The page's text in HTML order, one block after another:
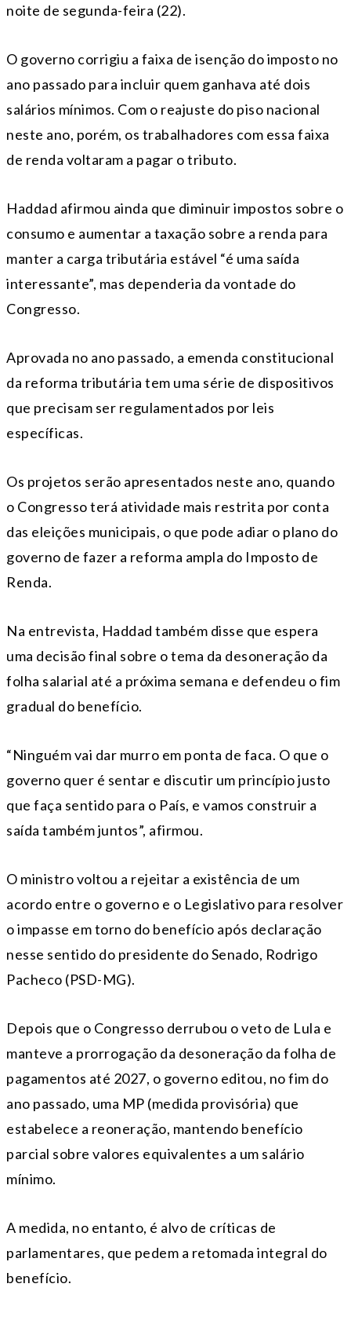
noite de segunda-feira (22).
O governo corrigiu a faixa de isenção do imposto no
ano passado para incluir quem ganhava até dois
salários mínimos. Com o reajuste do piso nacional
neste ano, porém, os trabalhadores com essa faixa
de renda voltaram a pagar o tributo.
Haddad afirmou ainda que diminuir impostos sobre o
consumo e aumentar a taxação sobre a renda para
manter a carga tributária estável “é uma saída
interessante”, mas dependeria da vontade do
Congresso.
Aprovada no ano passado, a emenda constitucional
da reforma tributária tem uma série de dispositivos
que precisam ser regulamentados por leis
específicas.
Os projetos serão apresentados neste ano, quando
o Congresso terá atividade mais restrita por conta
das eleições municipais, o que pode adiar o plano do
governo de fazer a reforma ampla do Imposto de
Renda.
Na entrevista, Haddad também disse que espera
uma decisão final sobre o tema da desoneração da
folha salarial até a próxima semana e defendeu o fim
gradual do benefício.
“Ninguém vai dar murro em ponta de faca. O que o
governo quer é sentar e discutir um princípio justo
que faça sentido para o País, e vamos construir a
saída também juntos”, afirmou.
O ministro voltou a rejeitar a existência de um
acordo entre o governo e o Legislativo para resolver
o impasse em torno do benefício após declaração
nesse sentido do presidente do Senado, Rodrigo
Pacheco (PSD-MG).
Depois que o Congresso derrubou o veto de Lula e
manteve a prorrogação da desoneração da folha de
pagamentos até 2027, o governo editou, no fim do
ano passado, uma MP (medida provisória) que
estabelece a reoneração, mantendo benefício
parcial sobre valores equivalentes a um salário
mínimo.
A medida, no entanto, é alvo de críticas de
parlamentares, que pedem a retomada integral do
benefício.